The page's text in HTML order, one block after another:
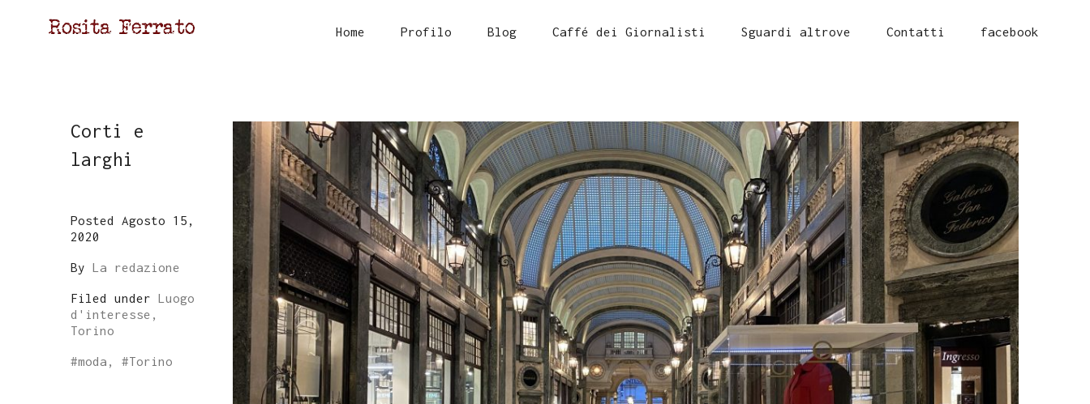
Home Profilo Blog Caffé dei Giornalisti Sguardi altrove Contatti facebook
Corti e
larghi
Posted Agosto 15,
2020
By La redazione
Filed under Luogo
d'interesse,
Torino
#moda , #Torino